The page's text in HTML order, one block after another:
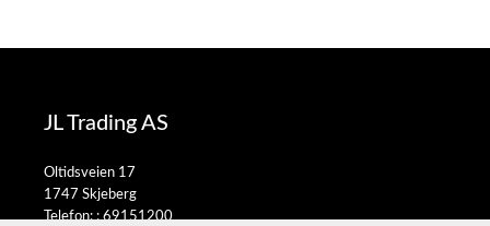
JL Trading AS
Oltidsveien 17
1747 Skjeberg
Telefon: :69151200